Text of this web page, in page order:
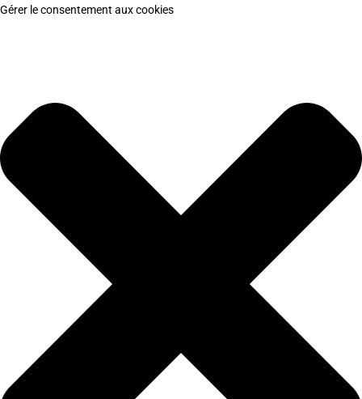
Gérer le consentement aux cookies